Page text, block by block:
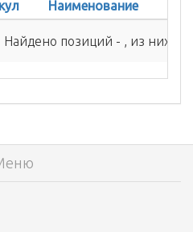
Наименование
Найдено позиций - , из них в